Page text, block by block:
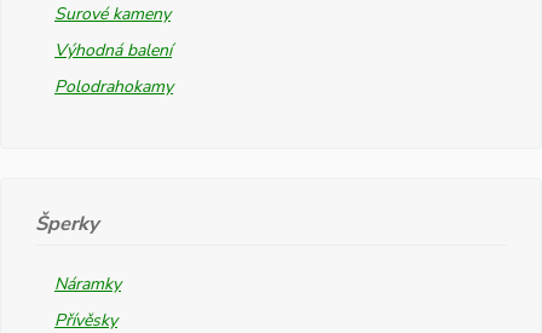
Surové kameny
Výhodná balení
Polodrahokamy
Šperky
Náramky
Přívěsky